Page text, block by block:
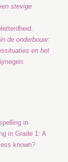
stevige
de onderbouw:
en het
in
in Grade 1: A
known?